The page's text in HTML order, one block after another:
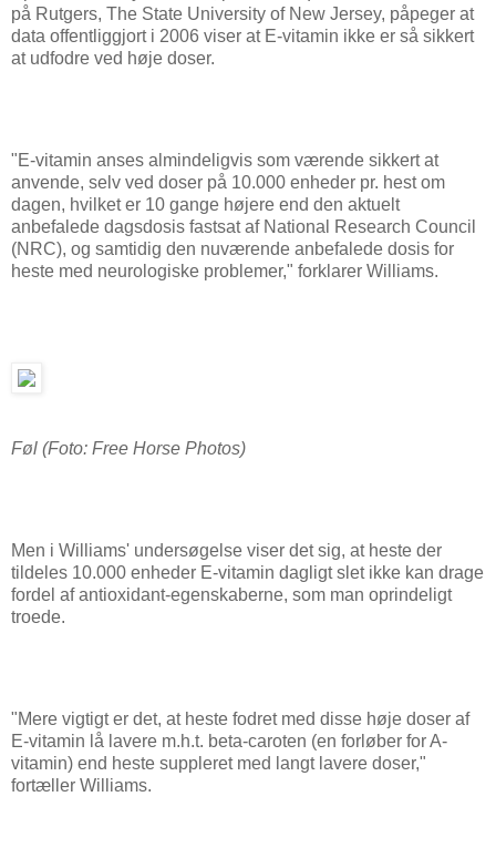
på Rutgers, The State University of New Jersey, påpeger at
data offentliggjort i 2006 viser at E-vitamin ikke er så sikkert
at udfodre ved høje doser.
"E-vitamin anses almindeligvis som værende sikkert at
anvende, selv ved doser på 10.000 enheder pr. hest om
dagen, hvilket er 10 gange højere end den aktuelt
anbefalede dagsdosis fastsat af National Research Council
(NRC), og samtidig den nuværende anbefalede dosis for
heste med neurologiske problemer," forklarer Williams.
Føl (Foto: Free Horse Photos)
Men i Williams' undersøgelse viser det sig, at heste der
tildeles 10.000 enheder E-vitamin dagligt slet ikke kan drage
fordel af antioxidant-egenskaberne, som man oprindeligt
troede.
"Mere vigtigt er det, at heste fodret med disse høje doser af
E-vitamin lå lavere m.h.t. beta-caroten (en forløber for A-
vitamin) end heste suppleret med langt lavere doser,"
fortæller Williams.